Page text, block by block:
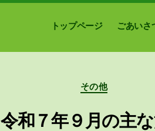
トップページ ごあいさ
Categories
その他
令和７年９月の主